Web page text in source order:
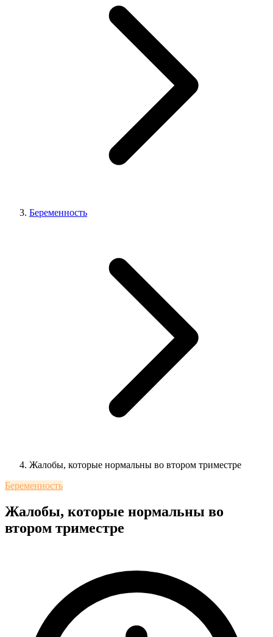
Беременность
Жалобы, которые нормальны во втором триместре
Беременность
Жалобы, которые нормальны во
втором триместре